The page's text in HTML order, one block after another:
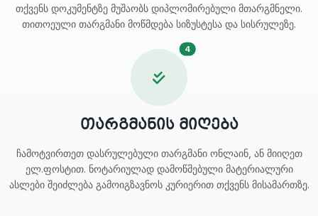
თქვენს დოკუმენტზე მუშაობს დიპლომირებული მთარგმნელი.
თითოეული თარგმანი მოწმდება სიზუსტესა და სისრულეზე.
4
თარგმანის მიღება
ჩამოტვირთეთ დასრულებული თარგმანი ონლაინ, ან მიიღეთ
ელ.ფოსტით. ნოტარიულად დამოწმებული მატერიალური
ასლები შეიძლება გამოიგზავნოს კურიერით თქვენს მისამართზე.